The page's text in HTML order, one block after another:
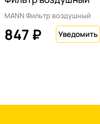
MANN Фильтр воздушный
847 ₽